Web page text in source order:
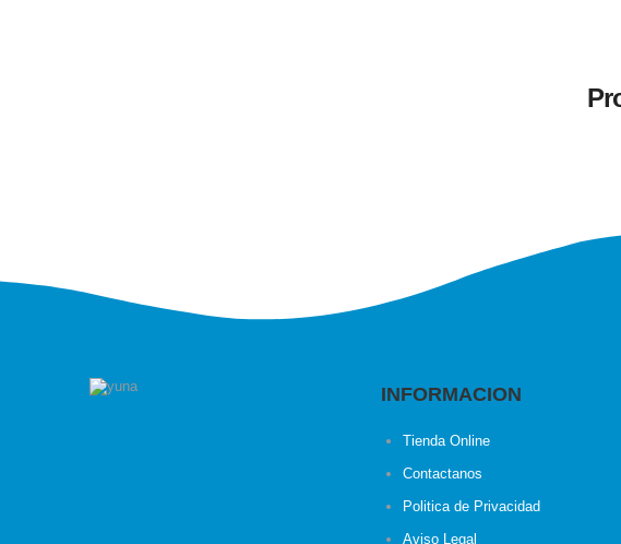
INFORMACION
Tienda Online
Contactanos
Politica de Privacidad
Aviso Legal